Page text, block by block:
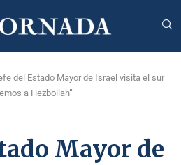
del Estado Mayor de Israel visita el sur
a Hezbollah”
Mayor de